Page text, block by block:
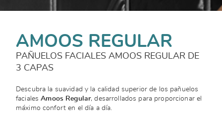
AMOOS REGULAR
PAÑUELOS FACIALES AMOOS REGULAR DE
3 CAPAS
Descubra la suavidad y la calidad superior de los pañuelos
facialesAmoos Regular, desarrollados para proporcionar el
máximo confort en el día a día.